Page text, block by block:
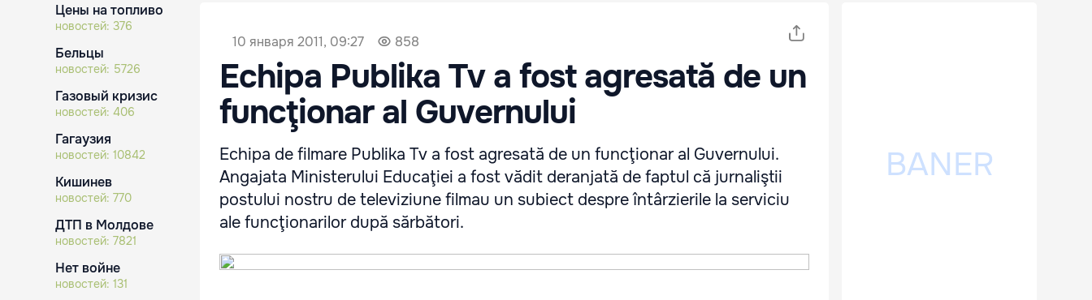
Цены на топливо
новостей: 376
Бельцы
новостей: 5726
Газовый кризис
новостей: 406
Гагаузия
новостей: 10842
Кишинев
новостей: 770
ДТП в Молдове
новостей: 7821
Нет войне
новостей: 131
10 января 2011, 09:27 858
Echipa Publika Tv a fost agresată de un
funcţionar al Guvernului
Echipa de filmare Publika Tv a fost agresată de un funcţionar al Guvernului.
Angajata Ministerului Educaţiei a fost vădit deranjată de faptul că jurnaliştii
postului nostru de televiziune filmau un subiect despre întârzierile la serviciu
ale funcţionarilor după sărbători.